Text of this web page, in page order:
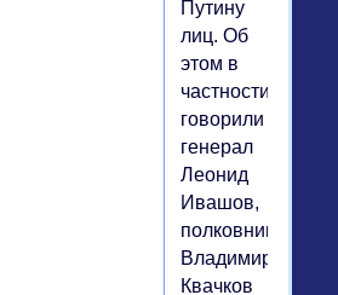
Путину
лиц. Об
этом в
частности
говорили
генерал
Леонид
Ивашов,
полковник
Владимир
Квачков